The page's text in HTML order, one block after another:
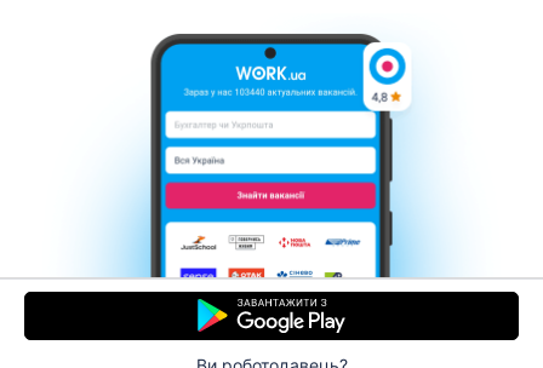
Контакти Про нас
Кар’єра
Допомога Умови використання